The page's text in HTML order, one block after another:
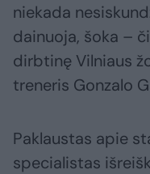
niekada
dainuoja, šoka –
dirbtinę Vilniaus
treneris Gonzalo
Paklaustas apie
specialistas